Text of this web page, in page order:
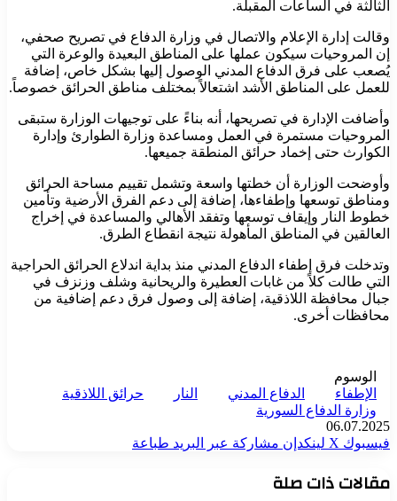
الثالثة في الساعات المقبلة.
وقالت إدارة الإعلام والاتصال في وزارة الدفاع في تصريح صحفي،
إن المروحيات سيكون عملها على المناطق البعيدة والوعرة التي
يُصعب على فرق الدفاع المدني الوصول إليها بشكل خاص، إضافة
للعمل على المناطق الأشد اشتعالاً بمختلف مناطق الحرائق خصوصاً.
وأضافت الإدارة في تصريحها، أنه بناءً على توجيهات الوزارة ستبقى
المروحيات مستمرة في العمل ومساعدة وزارة الطوارئ وإدارة
الكوارث حتى إخماد حرائق المنطقة جميعها.
وأوضحت الوزارة أن خطتها واسعة وتشمل تقييم مساحة الحرائق
ومناطق توسعها وإطفاءها، إضافة إلى دعم الفرق الأرضية وتأمين
خطوط النار وإيقاف توسعها وتفقد الأهالي والمساعدة في إخراج
العالقين في المناطق المأهولة نتيجة انقطاع الطرق.
وتدخلت فرق إطفاء الدفاع المدني منذ بداية اندلاع الحرائق الحراجية
التي طالت كلاً من غابات العطيرة والريحانية وشلف وزنزف في
جبال محافظة اللاذقية، إضافة إلى وصول فرق دعم إضافية من
محافظات أخرى.
الوسوم
الإطفاء
الدفاع المدني النار
حرائق اللاذقية
وزارة الدفاع السورية
06.07.2025
فيسبوك ‫X لينكدإن مشاركة عبر البريد طباعة
مقالات ذات صلة